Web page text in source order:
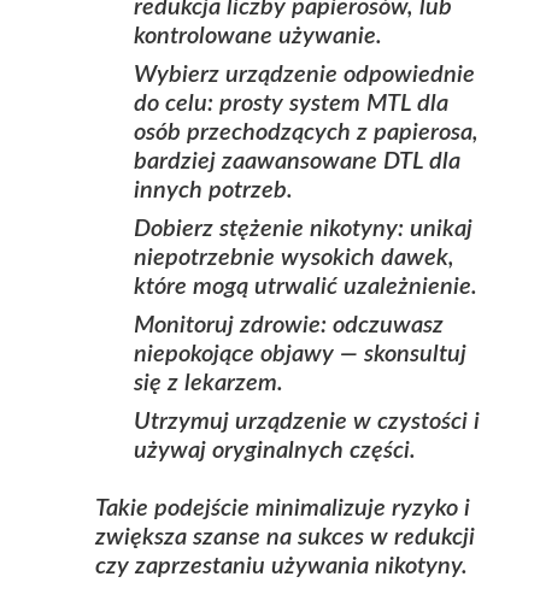
redukcja liczby papierosów, lub
kontrolowane używanie.
Wybierz urządzenie odpowiednie
do celu: prosty system MTL dla
osób przechodzących z papierosa,
bardziej zaawansowane DTL dla
innych potrzeb.
Dobierz stężenie nikotyny: unikaj
niepotrzebnie wysokich dawek,
które mogą utrwalić uzależnienie.
Monitoruj zdrowie: odczuwasz
niepokojące objawy — skonsultuj
się z lekarzem.
Utrzymuj urządzenie w czystości i
używaj oryginalnych części.
Takie podejście minimalizuje ryzyko i
zwiększa szanse na sukces w redukcji
czy zaprzestaniu używania nikotyny.